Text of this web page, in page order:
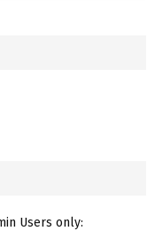
Users only: